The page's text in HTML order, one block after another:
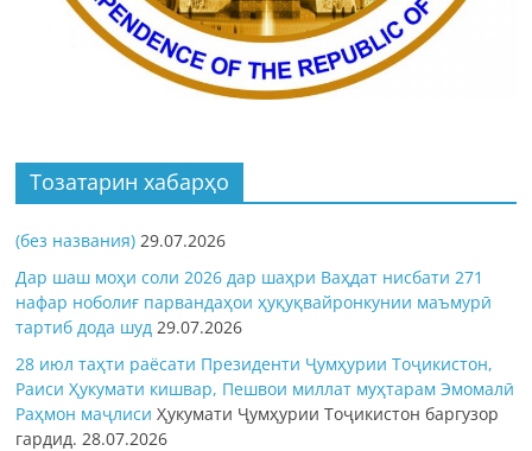
Тозатарин хабарҳо
(без названия) 29.07.2026
Дар шаш моҳи соли 2026 дар шаҳри Ваҳдат нисбати 271
нафар ноболиғ парвандаҳои ҳуқуқвайронкунии маъмурӣ
тартиб дода шуд 29.07.2026
28 июл таҳти раёсати Президенти Ҷумҳурии Тоҷикистон,
Раиси Ҳукумати кишвар, Пешвои миллат муҳтарам Эмомалӣ
Раҳмон маҷлисиҲукумати Ҷумҳурии Тоҷикистон баргузор
гардид. 28.07.2026